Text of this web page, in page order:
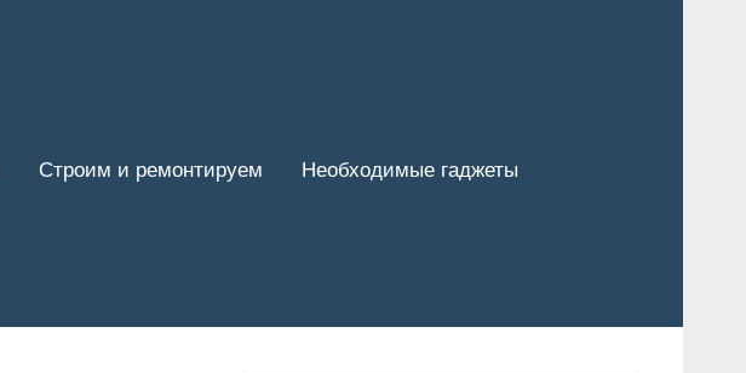
Строим и ремонтируем Необходимые гаджеты